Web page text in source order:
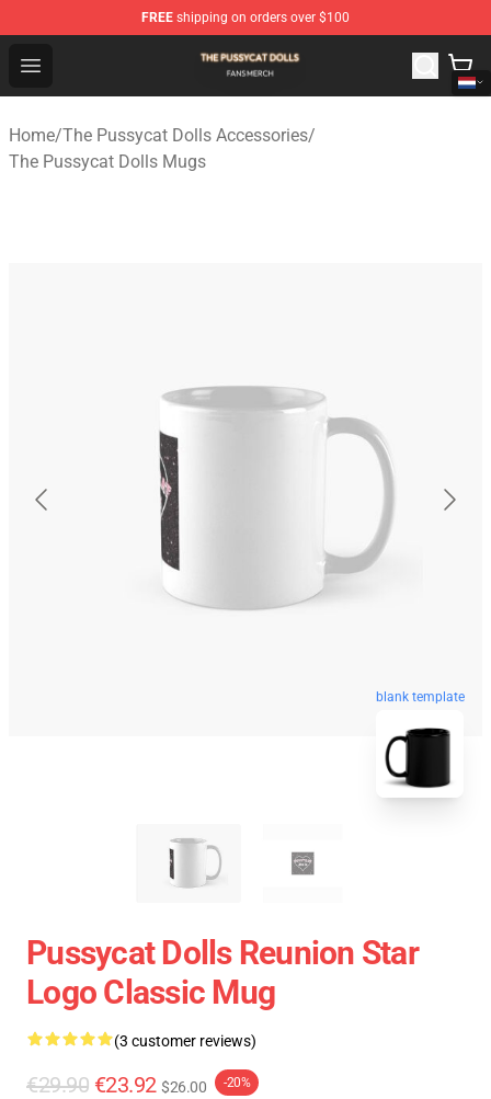
FREE shipping on orders over $100
Open menu
The Pussycat Dolls Shop - Official The Pussycat Dolls
Home/The Pussycat Dolls Accessories/
The Pussycat Dolls Mugs
blank template
Pussycat Dolls Reunion Star
Logo Classic Mug
(3 customer reviews)
€29.90 €23.92 $26.00 -20%